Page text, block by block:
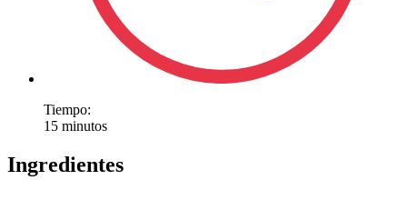
Tiempo:
15 minutos
Ingredientes